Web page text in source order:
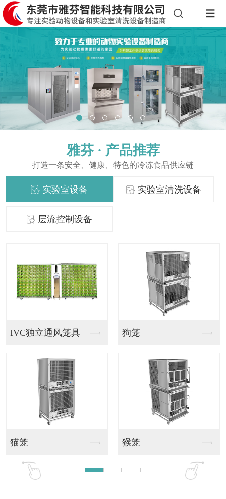
雅芬 · 产品推荐
打造一条安全、健康、特色的冷冻食品供应链
实验室设备 实验室清洗设备
层流控制设备
IVC独立通风笼具 狗笼
猫笼 猴笼